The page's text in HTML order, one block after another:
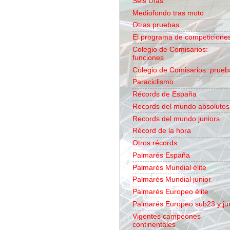
Mediofondo tras moto
Otras pruebas
El programa de
Colegio de Comisarios:
funciones
Colegio de Comisarios:
Paraciclismo
Récords de España
Records del mundo absolutos
Records del mundo juniors
Récord de la hora
Otros récords
Palmarés España
Palmarés Mundial élite
Palmarés Mundial junior
Palmarés Europeo élite
Palmarés Europeo sub23 y
Vigentes campeones
continentales